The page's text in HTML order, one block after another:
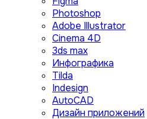
Photoshop
Adobe Illustrator
Сinema 4D
3ds max
Инфографика
Tilda
Indesign
AutoCAD
Дизайн приложений